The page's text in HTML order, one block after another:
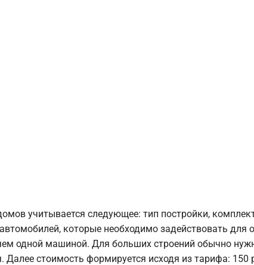
учитывается следующее: тип постройки,
которые необходимо задействовать для
одной машиной. Для больших строений обычно
стоимость формируется исходя из тарифа: 150